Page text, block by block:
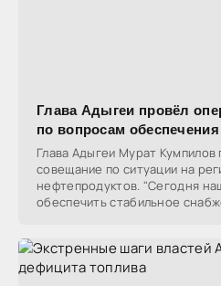
Глава Адыгеи провёл
по вопросам
Глава Адыгеи Мурат
совещание по ситуации на
нефтепродуктов. "Сегодня
обеспечить стабильное